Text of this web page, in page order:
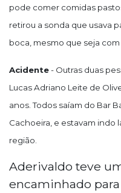
pode comer comidas
retirou a sonda que usava
boca, mesmo que seja com
Acidente- Outras duas
Lucas Adriano Leite de
anos. Todos saíam do Bar
Cachoeira, e estavam indo
região.
Aderivaldo teve
encaminhado para